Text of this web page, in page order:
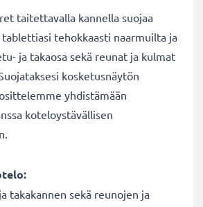
taitettavalla kannella suojaa
tablettiasi tehokkaasti naarmuilta ja
ja takaosa sekä reunat ja kulmat
kosketusnäytön
yhdistämään
koteloystävällisen
takakannen sekä reunojen ja